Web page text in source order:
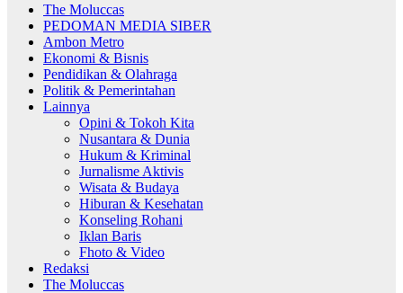
The Moluccas
PEDOMAN MEDIA SIBER
Ambon Metro
Ekonomi & Bisnis
Pendidikan & Olahraga
Politik & Pemerintahan
Lainnya
Opini & Tokoh Kita
Nusantara & Dunia
Hukum & Kriminal
Jurnalisme Aktivis
Wisata & Budaya
Hiburan & Kesehatan
Konseling Rohani
Iklan Baris
Fhoto & Video
Redaksi
The Moluccas